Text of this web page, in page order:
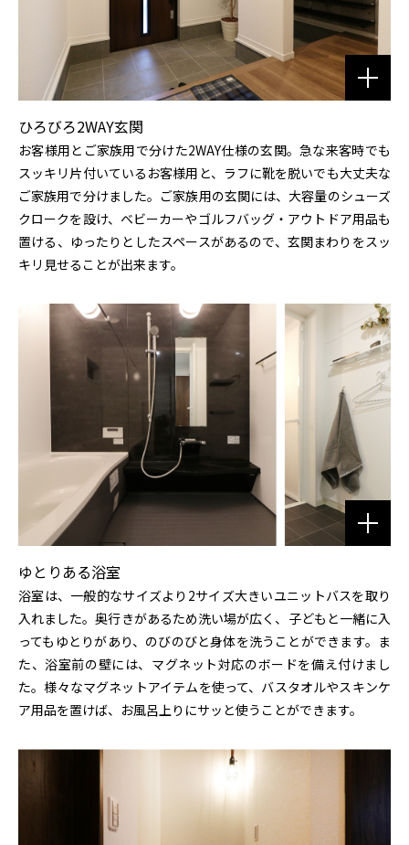
ひろびろ2WAY玄関
お客様用とご家族用で分けた2WAY仕様の玄関。急な来客時でも
スッキリ片付いているお客様用と、ラフに靴を脱いでも大丈夫な
ご家族用で分けました。ご家族用の玄関には、大容量のシューズ
クロークを設け、ベビーカーやゴルフバッグ・アウトドア用品も
置ける、ゆったりとしたスペースがあるので、玄関まわりをスッ
キリ見せることが出来ます。
ゆとりある浴室
浴室は、一般的なサイズより2サイズ大きいユニットバスを取り
入れました。奥行きがあるため洗い場が広く、子どもと一緒に入
ってもゆとりがあり、のびのびと身体を洗うことができます。ま
た、浴室前の壁には、マグネット対応のボードを備え付けまし
た。様々なマグネットアイテムを使って、バスタオルやスキンケ
ア用品を置けば、お風呂上りにサッと使うことができます。